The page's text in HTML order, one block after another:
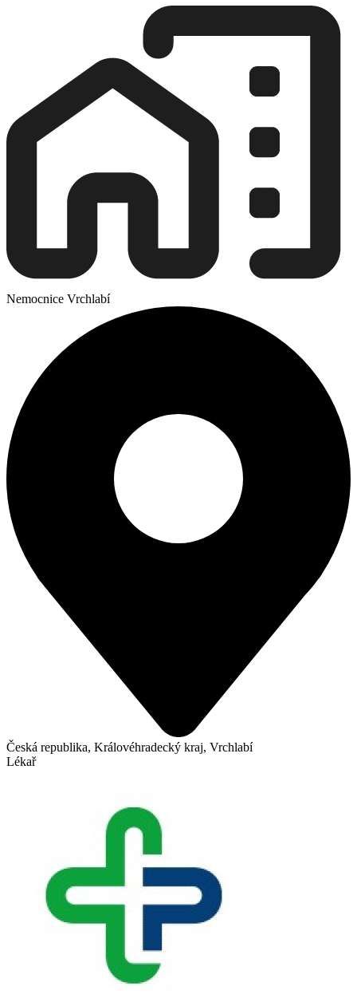
Nemocnice Vrchlabí
Česká republika, Královéhradecký kraj, Vrchlabí
Lékař